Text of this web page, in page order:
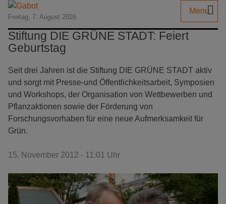
Freitag, 7. August 2026
Menu
Stiftung DIE GRÜNE STADT: Feiert
Geburtstag
Seit drei Jahren ist die Stiftung DIE GRÜNE STADT aktiv
und sorgt mit Presse-und Öffentlichkeitsarbeit, Symposien
und Workshops, der Organisation von Wettbewerben und
Pflanzaktionen sowie der Förderung von
Forschungsvorhaben für eine neue Aufmerksamkeit für
Grün.
15. November 2012 - 11:01 Uhr